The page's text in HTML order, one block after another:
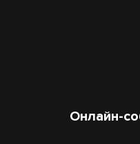
Онлайн-